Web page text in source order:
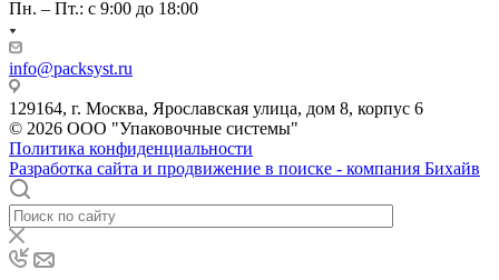
Пн. – Пт.: с 9:00 до 18:00
info@packsyst.ru
129164, г. Москва, Ярославская улица, дом 8, корпус 6
© 2026 ООО "Упаковочные системы"
Политика конфиденциальности
Разработка сайта и продвижение в поиске - компания Бихайв